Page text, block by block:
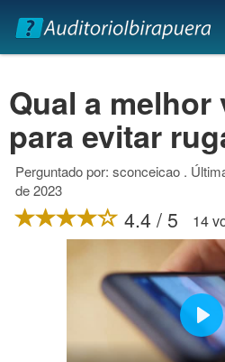
Qual a melhor
para evitar
Perguntado por: sconceicao .
de 2023
4.4 / 5 14
Play